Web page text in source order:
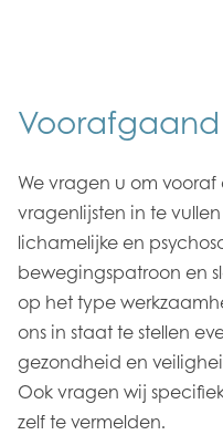
We vragen u om
vragenlijsten in te
lichamelijke en
bewegingspatroon en
op het type
ons in staat te stellen
gezondheid en
Ook vragen wij
zelf te vermelden.